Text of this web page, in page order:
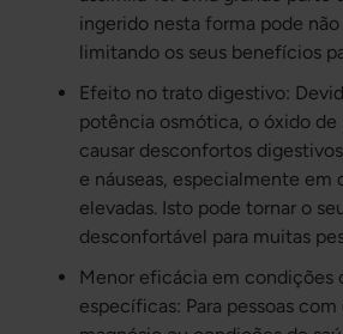
ingerido nesta forma pode não
limitando os seus benefícios
Efeito no trato digestivo:
potência osmótica, o óxido de
causar desconfortos
e náuseas, especialmente em
elevadas. Isto pode tornar o
desconfortável para muitas
Menor eficácia em condições
específicas: Para pessoas